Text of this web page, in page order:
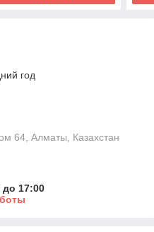
год
64, Алматы, Казахстан
до 17:00